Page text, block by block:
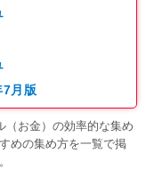
月版
（お金）の効率的な集め
めの集め方を一覧で掲